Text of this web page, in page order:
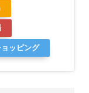
ッピング